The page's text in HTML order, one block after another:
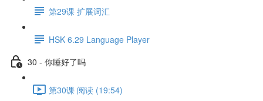
第29课 扩展词汇
HSK 6.29 Language Player
30 - 你睡好了吗
第30课 阅读 (19:54)